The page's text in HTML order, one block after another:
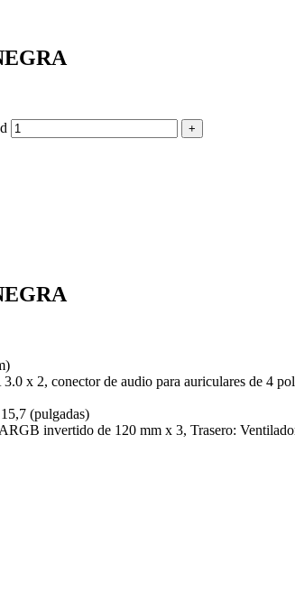
x 2, conector de audio para auriculares de 4
(pulgadas)
invertido de 120 mm x 3, Trasero: